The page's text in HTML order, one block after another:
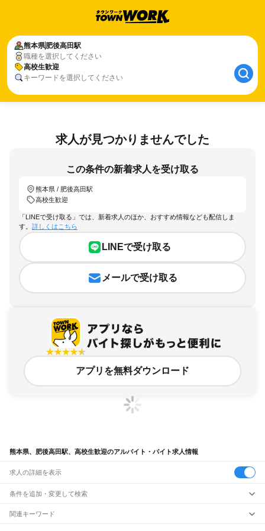
熊本県肥後高田駅
職種を選択してください
高校生歓迎
キーワードを選択してください
求人が見つかりませんでした
この条件の新着求人を受け取る
熊本県 / 肥後高田駅
高校生歓迎
「LINEで受け取る」では、新着求人のほか、おすすめ情報なども配信しま
す。 詳しくはこちら
LINEで受け取る
メールで受け取る
アプリを無料ダウンロード
熊本県、肥後高田駅、高校生歓迎のアルバイト・バイト求人情報
求人の詳細を表示
条件を追加・変更して検索
市区町村を追加・変更
関連キーワード